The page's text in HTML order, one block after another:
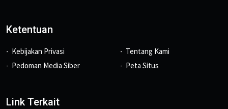
Ketentuan
Kebijakan Privasi
Pedoman Media Siber
Tentang Kami
Peta Situs
Link Terkait